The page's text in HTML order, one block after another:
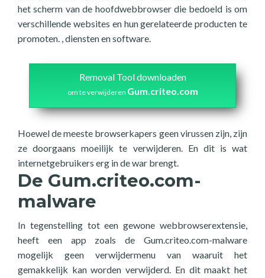
het scherm van de hoofdwebbrowser die bedoeld is om
verschillende websites en hun gerelateerde producten te
promoten. , diensten en software.
Removal Tool downloaden
om te verwijderen Gum.criteo.com
Hoewel de meeste browserkapers geen virussen zijn, zijn
ze doorgaans moeilijk te verwijderen. En dit is wat
internetgebruikers erg in de war brengt.
De Gum.criteo.com-
malware
In tegenstelling tot een gewone webbrowserextensie,
heeft een app zoals de Gum.criteo.com-malware
mogelijk geen verwijdermenu van waaruit het
gemakkelijk kan worden verwijderd. En dit maakt het